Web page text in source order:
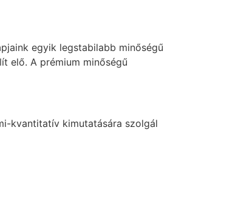
egyik legstabilabb minőségű
elő. A prémium minőségű
kvantitatív kimutatására szolgál